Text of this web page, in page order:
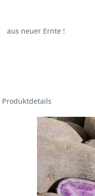
aus neuer Ernte !
Produktdetails